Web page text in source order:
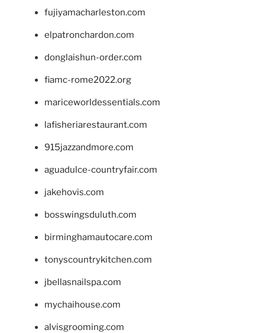
fujiyamacharleston.com
elpatronchardon.com
donglaishun-order.com
fiamc-rome2022.org
mariceworldessentials.com
lafisheriarestaurant.com
915jazzandmore.com
aguadulce-countryfair.com
jakehovis.com
bosswingsduluth.com
birminghamautocare.com
tonyscountrykitchen.com
jbellasnailspa.com
mychaihouse.com
alvisgrooming.com